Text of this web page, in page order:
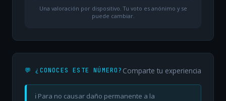
Una valoración por dispositivo. Tu voto es anónimo y se
puede cambiar.
💬 ¿CONOCES ESTE NÚMERO? Comparte tu experiencia
ℹ️ Para no causar daño permanente a la